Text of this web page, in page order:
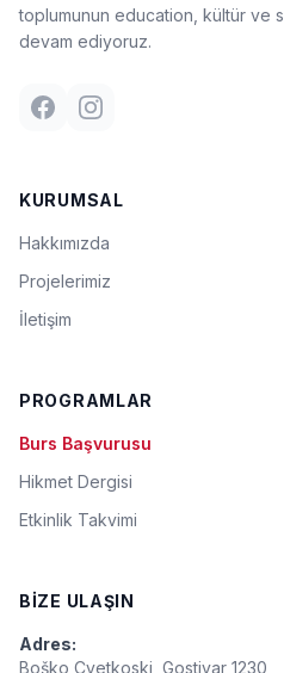
toplumunun education, kültür ve
devam ediyoruz.
KURUMSAL
Hakkımızda
Projelerimiz
İletişim
PROGRAMLAR
Burs Başvurusu
Hikmet Dergisi
Etkinlik Takvimi
BIZE ULAŞIN
Adres:
Boško Cvetkoski, Gostivar 1230